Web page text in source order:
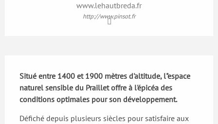
www.lehautbreda.fr
http://www.pinsot.fr
Situé entre 1400 et 1900 mètres d'altitude, l"espace
naturel sensible du Praillet offre à l'épicéa des
conditions optimales pour son développement.
Défiché depuis plusieurs siècles pour satisfaire aux